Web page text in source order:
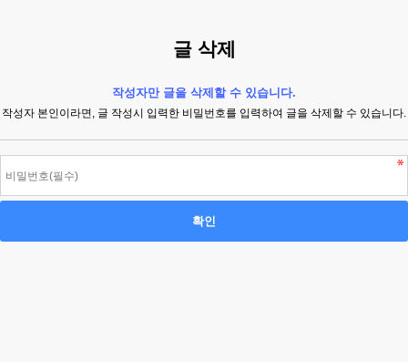
글 삭제
작성자만 글을 삭제할 수 있습니다.
작성자 본인이라면, 글 작성시 입력한 비밀번호를 입력하여 글을 삭제할 수 있습니다.